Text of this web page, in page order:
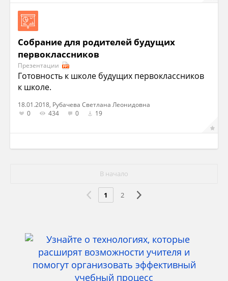
Собрание для родителей будущих
первоклассников
Презентации
Готовность к школе будущих первоклассников
к школе.
18.01.2018, Рубачева Светлана Леонидовна
0
434 0 19
В начало
1 2